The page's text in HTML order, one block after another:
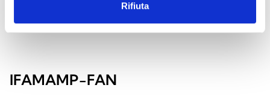
Rifiuta
IFAMAMP-FAN